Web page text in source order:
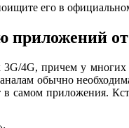
его в
от
4G, причем у
обычно
самом приложения.